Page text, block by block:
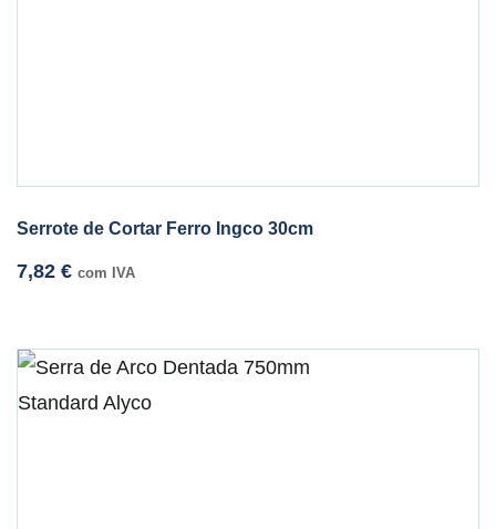
Serrote de Cortar Ferro Ingco 30cm
7,82 € com IVA